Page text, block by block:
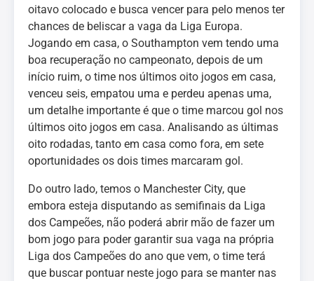
oitavo colocado e busca vencer para pelo menos ter
chances de beliscar a vaga da Liga Europa.
Jogando em casa, o Southampton vem tendo uma
boa recuperação no campeonato, depois de um
início ruim, o time nos últimos oito jogos em casa,
venceu seis, empatou uma e perdeu apenas uma,
um detalhe importante é que o time marcou gol nos
últimos oito jogos em casa. Analisando as últimas
oito rodadas, tanto em casa como fora, em sete
oportunidades os dois times marcaram gol.
Do outro lado, temos o Manchester City, que
embora esteja disputando as semifinais da Liga
dos Campeões, não poderá abrir mão de fazer um
bom jogo para poder garantir sua vaga na própria
Liga dos Campeões do ano que vem, o time terá
que buscar pontuar neste jogo para se manter nas